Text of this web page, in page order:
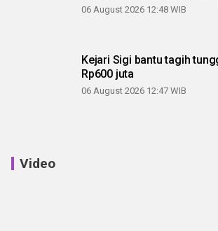
06 August 2026 12:48 WIB
Kejari Sigi bantu tagih
Rp600 juta
06 August 2026 12:47 WIB
Video